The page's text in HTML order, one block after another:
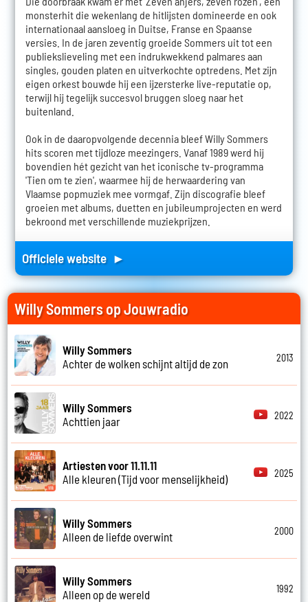
monsterhit die wekenlang de hitlijsten domineerde en ook
internationaal aansloeg in Duitse, Franse en Spaanse
versies. In de jaren zeventig groeide Sommers uit tot een
publiekslieveling met een indrukwekkend palmares aan
singles, gouden platen en uitverkochte optredens. Met zijn
eigen orkest bouwde hij een ijzersterke live-reputatie op,
terwijl hij tegelijk succesvol bruggen sloeg naar het
buitenland.
Ook in de daaropvolgende decennia bleef Willy Sommers
hits scoren met tijdloze meezingers. Vanaf 1989 werd hij
bovendien hét gezicht van het iconische tv-programma
'Tien om te zien', waarmee hij de herwaardering van
Vlaamse popmuziek mee vormgaf. Zijn discografie bleef
groeien met albums, duetten en jubileumprojecten en werd
bekroond met verschillende muziekprijzen.
Officiele website ►
Willy Sommers op Jouwradio
Willy Sommers
Achter de wolken schijnt altijd de zon
2013
Willy Sommers
Achttien jaar
2022
Artiesten voor 11.11.11
Alle kleuren (Tijd voor menselijkheid)
2025
Willy Sommers
Alleen de liefde overwint
2000
Willy Sommers
Alleen op de wereld
1992